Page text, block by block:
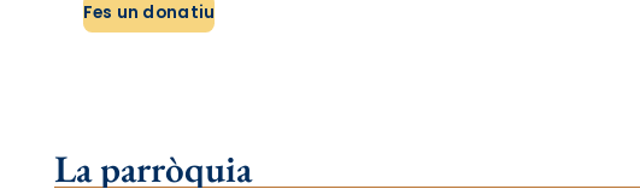
Fes un donatiu
La parròquia